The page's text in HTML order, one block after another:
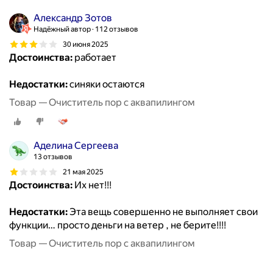
Александр Зотов
Надёжный автор 112 отзывов
30 июня 2025
Достоинства: работает
Недостатки:синяки остаются
Товар — Очиститель пор с аквапилингом
Аделина Сергеева
13 отзывов
21 мая 2025
Достоинства: Их нет!!!
Недостатки:Эта вещь совершенно не выполняет свои
функции… просто деньги на ветер , не берите!!!!
Товар — Очиститель пор с аквапилингом